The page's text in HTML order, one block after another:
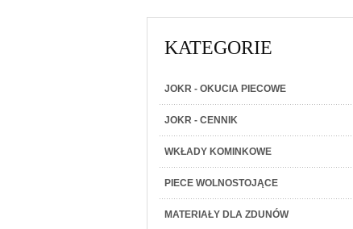
KATEGORIE
JOKR - OKUCIA PIECOWE
JOKR - CENNIK
WKŁADY KOMINKOWE
PIECE WOLNOSTOJĄCE
MATERIAŁY DLA ZDUNÓW